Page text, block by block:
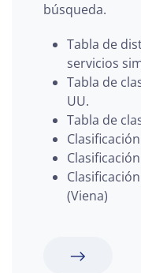
búsqueda.
Tabla de
servicios
Tabla de
UU.
Tabla de
(Viena)